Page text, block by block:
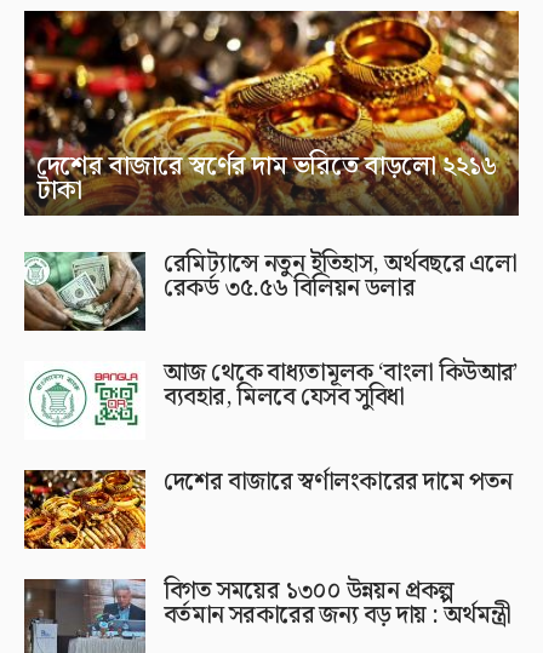
দেশের বাজারে স্বর্ণের দাম ভরিতে বাড়লো ২২১৬
টাকা
রেমিট্যান্সে নতুন ইতিহাস, অর্থবছরে এলো
রেকর্ড ৩৫.৫৬ বিলিয়ন ডলার
আজ থেকে বাধ্যতামূলক ‘বাংলা কিউআর’
ব্যবহার, মিলবে যেসব সুবিধা
দেশের বাজারে স্বর্ণালংকারের দামে পতন
বিগত সময়ের ১৩০০ উন্নয়ন প্রকল্প
বর্তমান সরকারের জন্য বড় দায় : অর্থমন্ত্রী